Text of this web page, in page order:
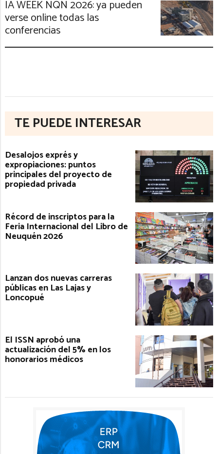
IA WEEK NQN 2026: ya pueden
verse online todas las
conferencias
TE PUEDE INTERESAR
Desalojos exprés y
expropiaciones: puntos
principales del proyecto de
propiedad privada
Récord de inscriptos para la
Feria Internacional del Libro de
Neuquén 2026
Lanzan dos nuevas carreras
públicas en Las Lajas y
Loncopué
El ISSN aprobó una
actualización del 5% en los
honorarios médicos